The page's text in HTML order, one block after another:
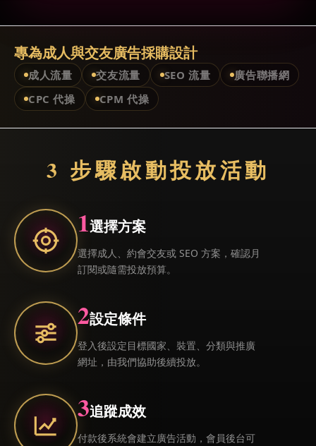
專為成人與交友廣告採購設計
成人流量 交友流量 SEO 流量
廣告聯播網
CPC 代操
CPM 代操
3 步驟啟動投放活動
1選擇方案
選擇成人、約會交友或 SEO 方案，確認月
訂閱或隨需投放預算。
2設定條件
登入後設定目標國家、裝置、分類與推廣
網址，由我們協助後續投放。
3追蹤成效
付款後系統會建立廣告活動，會員後台可